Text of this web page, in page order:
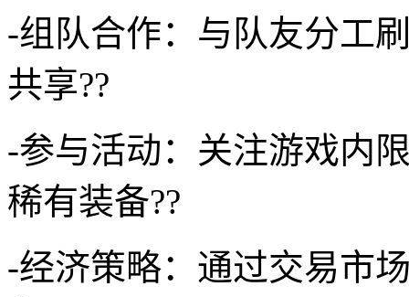
-组队合作：与队友分工
共享??
-参与活动：关注游戏内
稀有装备??
-经济策略：通过交易市